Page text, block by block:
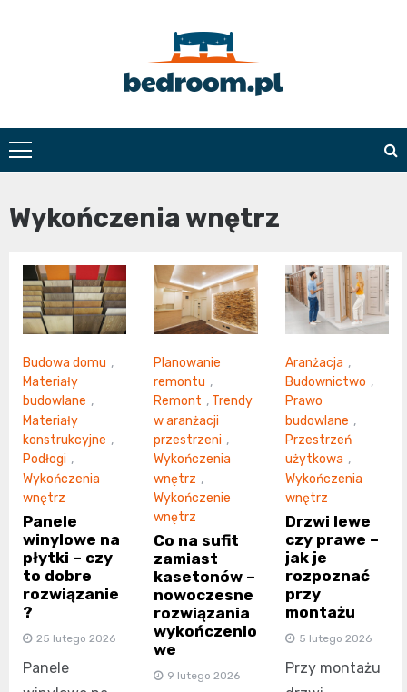
Bedroom.pl
Wykończenia wnętrz
Budowa domu ,
Materiały
budowlane ,
Materiały
konstrukcyjne ,
Podłogi ,
Wykończenia
wnętrz
Panele
winylowe na
płytki – czy
to dobre
rozwiązanie
?
25 lutego 2026
Panele
Planowanie
remontu ,
Remont , Trendy
w aranżacji
przestrzeni ,
Wykończenia
wnętrz ,
Wykończenie
wnętrz
Co na sufit
zamiast
kasetonów –
nowoczesne
rozwiązania
wykończenio
we
9 lutego 2026
Aranżacja ,
Budownictwo ,
Prawo
budowlane ,
Przestrzeń
użytkowa ,
Wykończenia
wnętrz
Drzwi lewe
czy prawe –
jak je
rozpoznać
przy
montażu
5 lutego 2026
Przy montażu